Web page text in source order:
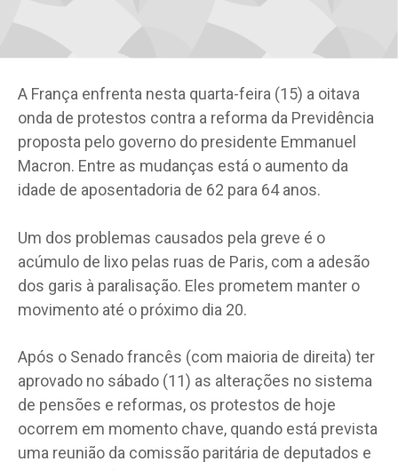
A França enfrenta nesta quarta-feira (15) a oitava
onda de protestos contra a reforma da Previdência
proposta pelo governo do presidente Emmanuel
Macron. Entre as mudanças está o aumento da
idade de aposentadoria de 62 para 64 anos.
Um dos problemas causados pela greve é o
acúmulo de lixo pelas ruas de Paris, com a adesão
dos garis à paralisação. Eles prometem manter o
movimento até o próximo dia 20.
Após o Senado francês (com maioria de direita) ter
aprovado no sábado (11) as alterações no sistema
de pensões e reformas, os protestos de hoje
ocorrem em momento chave, quando está prevista
uma reunião da comissão paritária de deputados e